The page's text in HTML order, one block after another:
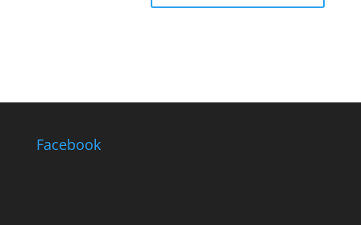
Facebook